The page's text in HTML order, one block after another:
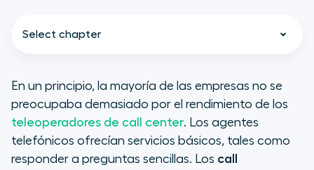
Select chapter
La función de un call center
La función de un teleoperador
En un principio, la mayoría de las empresas no se
preocupaba demasiado por el rendimiento de los
teleoperadores de call center. Los agentes
telefónicos ofrecían servicios básicos, tales como
responder a preguntas sencillas. Los call